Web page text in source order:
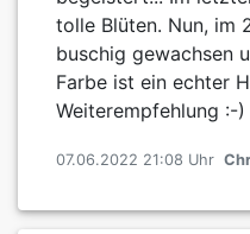
tolle Blüten. Nun, im
buschig gewachsen
Farbe ist ein echter
Weiterempfehlung :-)
07.06.2022 21:08 Uhr